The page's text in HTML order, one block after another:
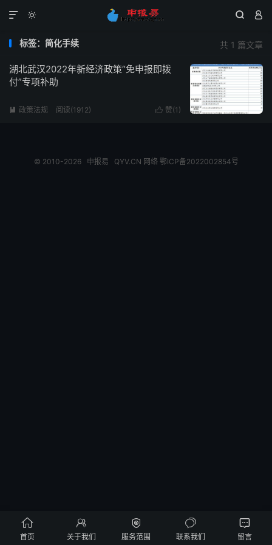
  

共 1 篇文章
标签：简化手续
湖北武汉2022年新经济政策“免申报即拨
付”专项补助
 赞(1 )
 政策法规 阅读(1912)
© 2010-2026 申报易 QYV.CN 网络 鄂ICP备2022002854号

首页

关于我们

服务范围

联系我们

留言